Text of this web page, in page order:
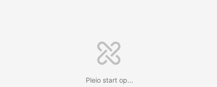
Pleio start op...